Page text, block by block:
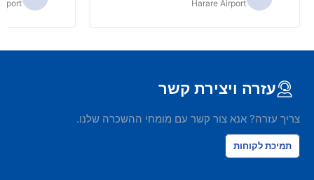
Harare Airport
עזרה ויצירת קשר
צריך עזרה? אנא צור קשר עם מומחי ההשכרה שלנו.
תמיכת לקוחות